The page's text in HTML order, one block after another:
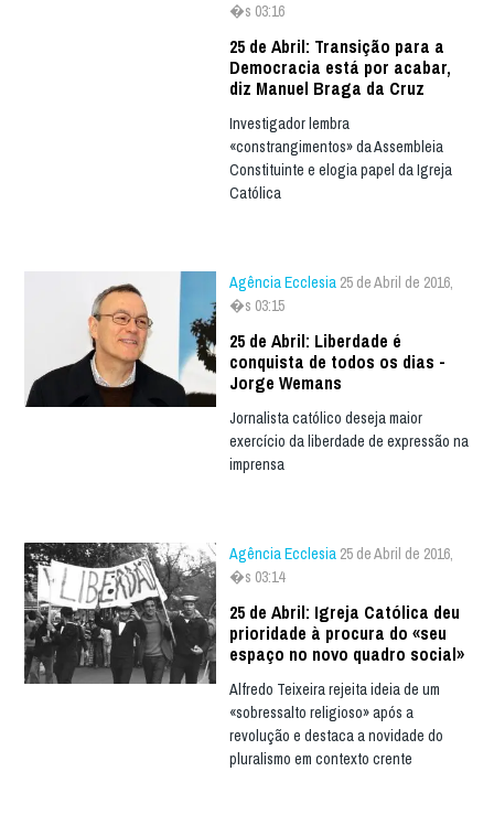
�s 03:16
25 de Abril: Transição para a
Democracia está por acabar,
diz Manuel Braga da Cruz
Investigador lembra
«constrangimentos» da Assembleia
Constituinte e elogia papel da Igreja
Católica
Agência Ecclesia 25 de Abril de 2016,
�s 03:15
25 de Abril: Liberdade é
conquista de todos os dias -
Jorge Wemans
Jornalista católico deseja maior
exercício da liberdade de expressão na
imprensa
Agência Ecclesia 25 de Abril de 2016,
�s 03:14
25 de Abril: Igreja Católica deu
prioridade à procura do «seu
espaço no novo quadro social»
Alfredo Teixeira rejeita ideia de um
«sobressalto religioso» após a
revolução e destaca a novidade do
pluralismo em contexto crente